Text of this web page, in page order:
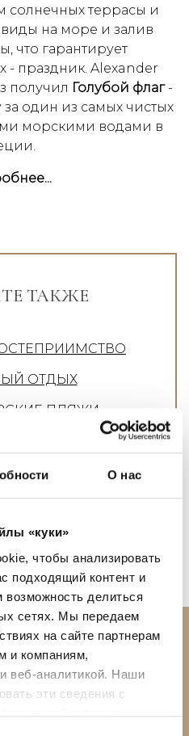
О нас
«куки»
чтобы анализировать
подходящий контент и
возможность делиться
сетях. Мы передаем
на сайте партнерам
и компаниям,
веб-аналитикой. Наши
эти сведения с
а также
солнечных террасы и
на море и залив
что гарантирует
- праздник. Alexander
получил Голубой флаг-
один из самых чистых
морскими водами в
ТАКЖЕ
ОТДЫХ
ПЛЯЖИ
БИЧ КЛУБ
С НАМИ
НОВОСТИ
Alexander Beach Hotel &